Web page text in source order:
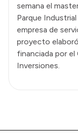
semana el
Parque
empresa de
proyecto
financiada por el
Inversiones.